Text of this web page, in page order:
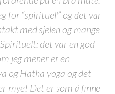
for “spirituell” og det var
med sjelen og mange
det var en god
jeg mener er en
og Hatha yoga og det
mye! Det er som å finne